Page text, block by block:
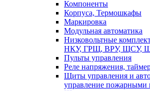
Компоненты
Корпуса, Термошкафы
Маркировка
Модульная автоматика
Низковольтные
НКУ, ГРЩ, ВРУ, ЩСУ,
Пульты управления
Реле напряжения,
Щиты управления и
управление пожарными